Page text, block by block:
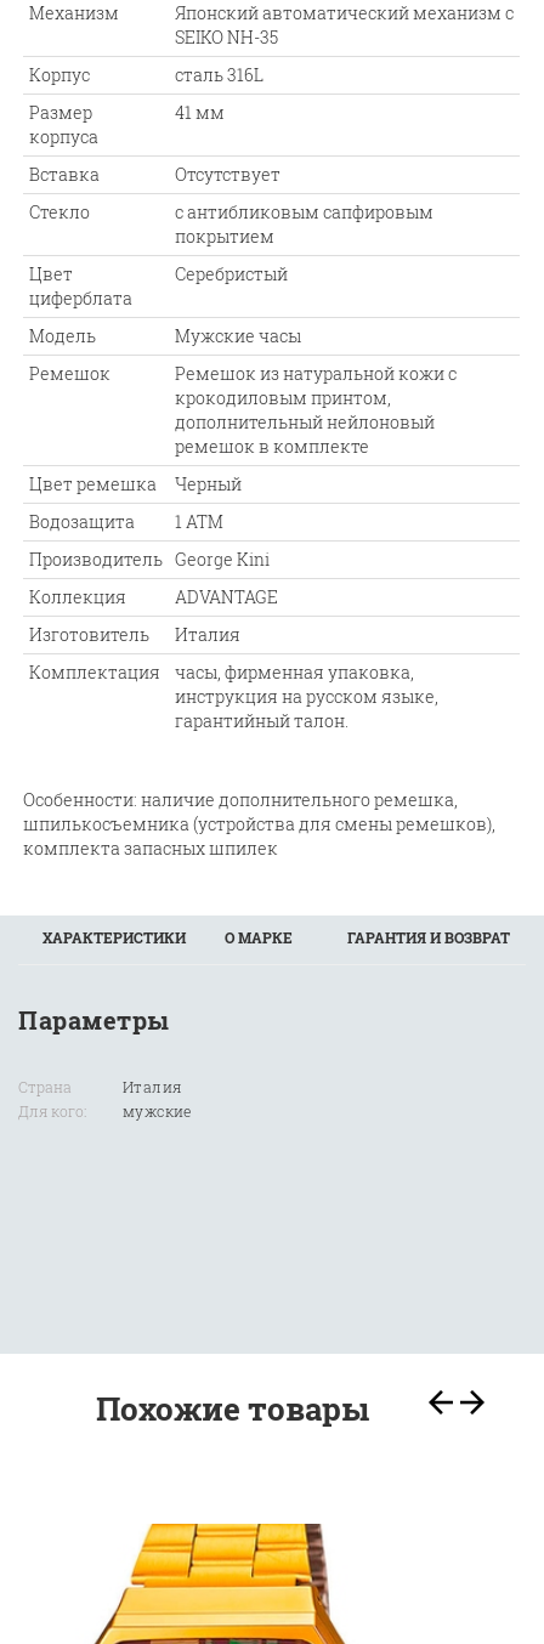
Механизм
Японский автоматический механизм c
SEIKO NH-35
Корпус
сталь 316L
Размер
корпуса
41 мм
Вставка
Отсутствует
Стекло
с антибликовым сапфировым
покрытием
Цвет
циферблата
Серебристый
Модель
Мужские часы
Ремешок
Ремешок из натуральной кожи с
крокодиловым принтом,
дополнительный нейлоновый
ремешок в комплекте
Цвет ремешка
Черный
Водозащита
1 АТМ
Производитель George Kini
Коллекция
ADVANTAGE
Изготовитель
Италия
Комплектация
часы, фирменная упаковка,
инструкция на русском языке,
гарантийный талон.
Особенности: наличие дополнительного ремешка,
шпилькосъемника (устройства для смены ремешков),
комплекта запасных шпилек
ХАРАКТЕРИСТИКИ О МАРКЕ ГАРАНТИЯ И ВОЗВРАТ
Параметры
Страна
Для кого:
Италия
мужские
Похожие товары